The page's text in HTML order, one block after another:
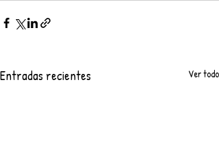
Entradas recientes Ver todo